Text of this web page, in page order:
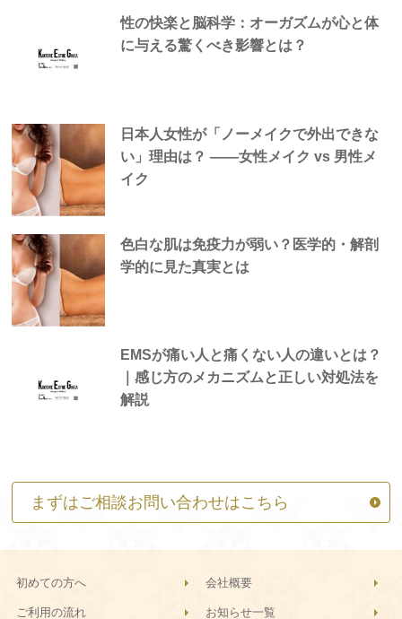
性の快楽と脳科学：オーガズムが心と体
に与える驚くべき影響とは？
日本人女性が「ノーメイクで外出できな
い」理由は？ —―女性メイク vs 男性メ
イク
色白な肌は免疫力が弱い？医学的・解剖
学的に見た真実とは
EMSが痛い人と痛くない人の違いとは？
｜感じ方のメカニズムと正しい対処法を
解説
まずはご相談お問い合わせはこちら
初めての方へ 会社概要
ご利用の流れ お知らせ一覧